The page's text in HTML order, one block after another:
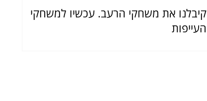
קיבלנו את משחקי הרעב. עכשיו למשחקי
העייפות